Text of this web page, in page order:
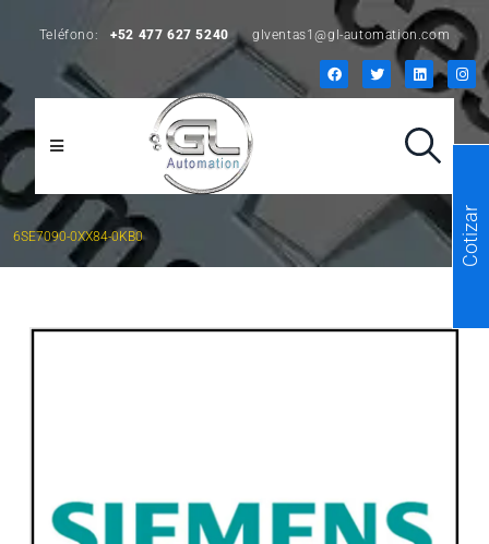
Teléfono: +52 477 627 5240 glventas1@gl-automation.com
6SE7090-0XX84-0KB0 Cotizar